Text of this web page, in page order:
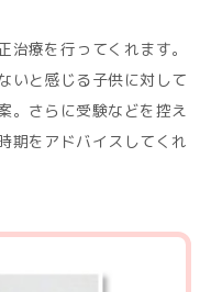
療を行ってくれます。
いと感じる子供に対して
。さらに受験などを控え
期をアドバイスしてくれ